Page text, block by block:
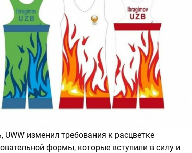
UWW изменил требования к расцветке
формы, которые вступили в силу и